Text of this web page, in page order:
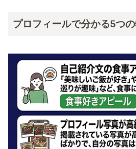
プロフィールで分かる5つ